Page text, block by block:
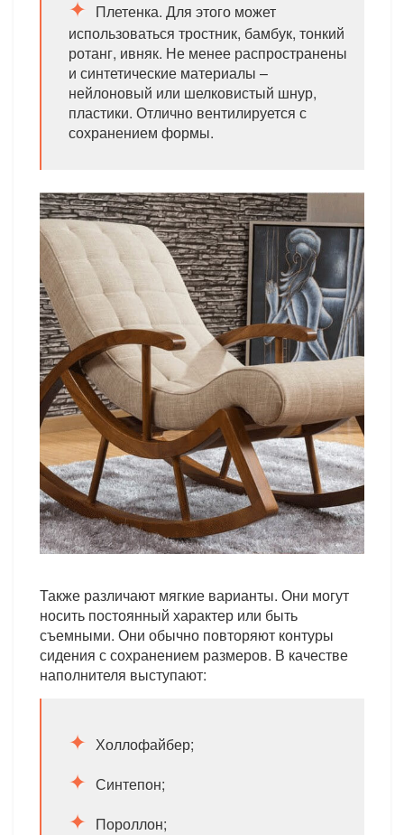
Плетенка. Для этого может
использоваться тростник, бамбук, тонкий
ротанг, ивняк. Не менее распространены
и синтетические материалы –
нейлоновый или шелковистый шнур,
пластики. Отлично вентилируется с
сохранением формы.
Также различают мягкие варианты. Они могут
носить постоянный характер или быть
съемными. Они обычно повторяют контуры
сидения с сохранением размеров. В качестве
наполнителя выступают:
Холлофайбер;
Синтепон;
Пороллон;